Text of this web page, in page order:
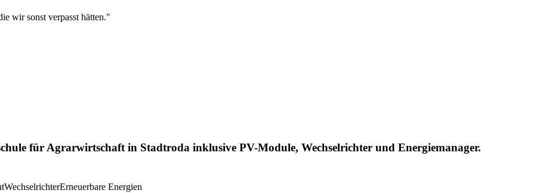
wir sonst verpasst hätten."
für Agrarwirtschaft in Stadtroda inklusive PV-Module, Wechselrichter und Energiemanager.
WechselrichterErneuerbare Energien